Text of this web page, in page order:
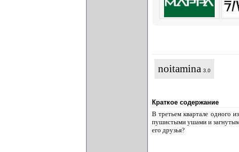
noitamina 3.0
Краткое содержание
В третьем квартале одного
пушистыми ушами и загнутым
его друзья?